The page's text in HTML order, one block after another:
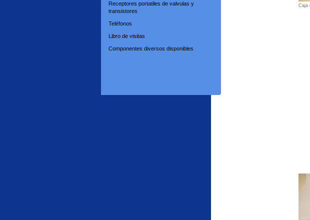
Caja
Receptores portatiles de valvulas y
transistores
Teléfonos
Libro de visitas
Componentes diversos disponibles